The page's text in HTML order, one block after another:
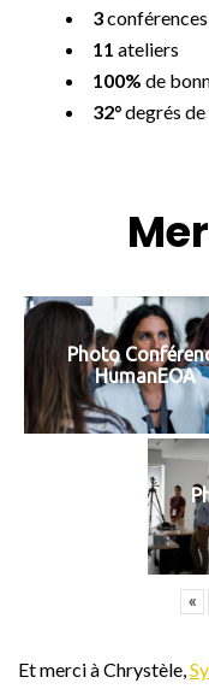
3conférences
11 ateliers
100% de
32°degrés
Photo
HumanEOA
«
Et merci à Chrystèle,